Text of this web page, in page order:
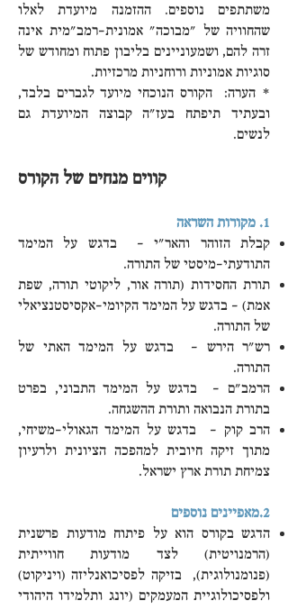
משתתפים נוספים. ההזמנה מיועדת לאלו
שהחוויה של "מבוכה" אמונית–רמב"מית אינה
זרה להם, ושמעוניינים בליבון פתוח ומחודש של
סוגיות אמוניות ורוחניות מרכזיות.
* הערה: הקורס הנוכחי מיועד לגברים בלבד,
ובעתיד תיפתח בעז"ה קבוצה המיועדת גם
לנשים.
קווים מנחים של הקורס
1. מקורות השראה
קבלת הזוהר והאר"י – בדגש על המימד
התודעתי-מיסטי של התורה.
תורת החסידות (תורה אור, ליקוטי תורה, שפת
אמת) – בדגש על המימד הקיומי-אקסיסטנציאלי
של התורה.
רש"ר הירש – בדגש על המימד האתי של
התורה.
הרמב"ם – בדגש על המימד התבוני, בפרט
בתורת הנבואה ותורת ההשגחה.
הרב קוק – בדגש על המימד הגאולי-משיחי,
מתוך זיקה חיובית למהפכה הציונית ולרעיון
צמיחת תורת ארץ ישראל.
2.מאפיינים נוספים
הדגש בקורס הוא על פיתוח מודעות פרשנית
(הרמנויטית) לצד מודעות חווייתית
(פנומנולוגית), בזיקה לפסיכואנליזה (ויניקוט)
ולפסיכולוגיית המעמקים (יונג ותלמידו היהודי